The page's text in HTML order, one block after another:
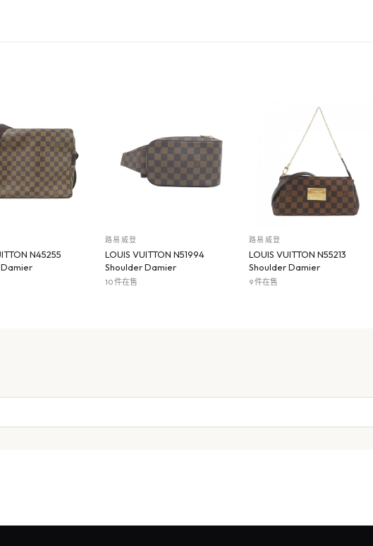
N45255
路易威登
LOUIS VUITTON N51994
Shoulder Damier
10 件在售
路易威登
LOUIS VUITTON N55213
Shoulder Damier
9 件在售